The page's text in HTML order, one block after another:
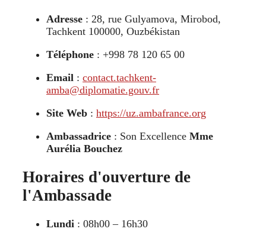
Adresse : 28, rue Gulyamova, Mirobod,
Tachkent 100000, Ouzbékistan
Téléphone : +998 78 120 65 00
Email : contact.tachkent-
amba@diplomatie.gouv.fr
Site Web : https://uz.ambafrance.org
Ambassadrice : Son Excellence Mme
Aurélia Bouchez
Horaires d'ouverture de
l'Ambassade
Lundi : 08h00 – 16h30